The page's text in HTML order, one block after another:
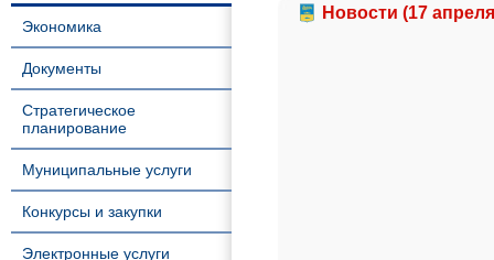
Экономика
Документы
Стратегическое
планирование
Муниципальные услуги
Конкурсы и закупки
Электронные услуги
Новости (17